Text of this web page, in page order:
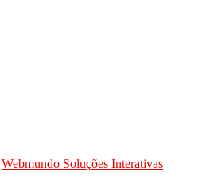
Webmundo Soluções Interativas